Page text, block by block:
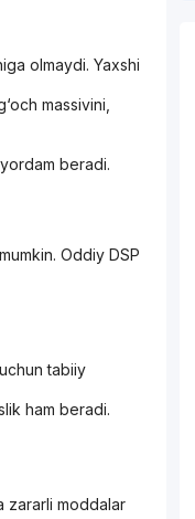
olmaydi. Yaxshi
massivini,
beradi.
Oddiy DSP
tabiiy
ham beradi.
zararli moddalar